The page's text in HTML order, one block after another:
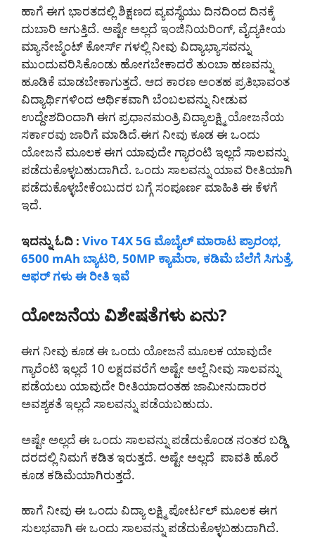
ಹಾಗೆ ಈಗ ಭಾರತದಲ್ಲಿ ಶಿಕ್ಷಣದ ವ್ಯವಸ್ಥೆಯು ದಿನದಿಂದ ದಿನಕ್ಕೆ
ದುಬಾರಿ ಆಗುತ್ತಿದೆ. ಅಷ್ಟೇ ಅಲ್ಲದೆ ಇಂಜಿನಿಯರಿಂಗ್, ವೈದ್ಯಕೀಯ
ಮ್ಯಾನೇಜ್ಮೆಂಟ್ ಕೋರ್ಸ್ ಗಳಲ್ಲಿ ನೀವು ವಿದ್ಯಾಭ್ಯಾಸವನ್ನು
ಮುಂದುವರಿಸಿಕೊಂಡು ಹೋಗಬೇಕಾದರೆ ತುಂಬಾ ಹಣವನ್ನು
ಹೂಡಿಕೆ ಮಾಡಬೇಕಾಗುತ್ತದೆ. ಆದ ಕಾರಣ ಅಂತಹ ಪ್ರತಿಭಾವಂತ
ವಿದ್ಯಾರ್ಥಿಗಳಿಂದ ಆರ್ಥಿಕವಾಗಿ ಬೆಂಬಲವನ್ನು ನೀಡುವ
ಉದ್ದೇಶದಿಂದಾಗಿ ಈಗ ಪ್ರಧಾನಮಂತ್ರಿ ವಿದ್ಯಾಲಕ್ಷ್ಮಿ ಯೋಜನೆಯ
ಸರ್ಕಾರವು ಜಾರಿಗೆ ಮಾಡಿದೆ.ಈಗ ನೀವು ಕೂಡ ಈ ಒಂದು
ಯೋಜನೆ ಮೂಲಕ ಈಗ ಯಾವುದೇ ಗ್ಯಾರಂಟಿ ಇಲ್ಲದೆ ಸಾಲವನ್ನು
ಪಡೆದುಕೊಳ್ಳಬಹುದಾಗಿದೆ. ಒಂದು ಸಾಲವನ್ನು ಯಾವ ರೀತಿಯಾಗಿ
ಪಡೆದುಕೊಳ್ಳಬೇಕೆಂಬುದರ ಬಗ್ಗೆ ಸಂಪೂರ್ಣ ಮಾಹಿತಿ ಈ ಕೆಳಗೆ
ಇದೆ.
ಇದನ್ನು ಓದಿ : Vivo T4X 5G ಮೊಬೈಲ್ ಮಾರಾಟ ಪ್ರಾರಂಭ,
6500 mAh ಬ್ಯಾಟರಿ, 50MP ಕ್ಯಾಮೆರಾ, ಕಡಿಮೆ ಬೆಲೆಗೆ ಸಿಗುತ್ತೆ,
ಆಫರ್ ಗಳು ಈ ರೀತಿ ಇವೆ
ಯೋಜನೆಯ ವಿಶೇಷತೆಗಳು ಏನು?
ಈಗ ನೀವು ಕೂಡ ಈ ಒಂದು ಯೋಜನೆ ಮೂಲಕ ಯಾವುದೇ
ಗ್ಯಾರೆಂಟಿ ಇಲ್ಲದೆ 10 ಲಕ್ಷದವರೆಗೆ ಅಷ್ಟೇ ಅಲ್ದೆ ನೀವು ಸಾಲವನ್ನು
ಪಡೆಯಲು ಯಾವುದೇ ರೀತಿಯಾದಂತಹ ಜಾಮೀನುದಾರರ
ಅವಶ್ಯಕತೆ ಇಲ್ಲದೆ ಸಾಲವನ್ನು ಪಡೆಯಬಹುದು.
ಅಷ್ಟೇ ಅಲ್ಲದೆ ಈ ಒಂದು ಸಾಲವನ್ನು ಪಡೆದುಕೊಂಡ ನಂತರ ಬಡ್ಡಿ
ದರದಲ್ಲಿ ನಿಮಗೆ ಕಡಿತ ಇರುತ್ತದೆ. ಅಷ್ಟೇ ಅಲ್ಲದೆ ಪಾವತಿ ಹೊರೆ
ಕೂಡ ಕಡಿಮೆಯಾಗಿರುತ್ತದೆ.
ಹಾಗೆ ನೀವು ಈ ಒಂದು ವಿದ್ಯಾ ಲಕ್ಷ್ಮಿ ಪೋರ್ಟಲ್ ಮೂಲಕ ಈಗ
ಸುಲಭವಾಗಿ ಈ ಒಂದು ಸಾಲವನ್ನು ಪಡೆದುಕೊಳ್ಳಬಹುದಾಗಿದೆ.